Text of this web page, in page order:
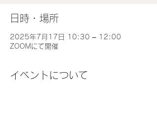
日時・場所
2025年7月17日 10:30 – 12:00
ZOOMにて開催
イベントについて